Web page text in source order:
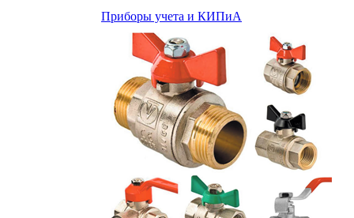
Приборы учета и КИПиА